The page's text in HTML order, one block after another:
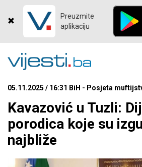
Preuzmite
aplikaciju
05.11.2025 / 16:31 BiH - Posjeta
Kavazović u Tuzli:
porodica koje su
najbliže